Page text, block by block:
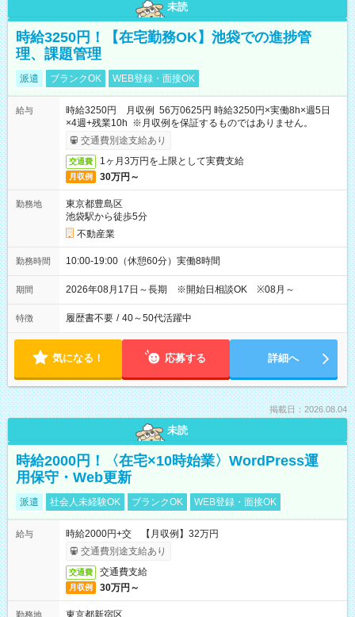
未読
時給3250円！【在宅勤務OK】池袋での進捗管
理、課題管理
派遣 ブランクOK WEB登録・面接OK
給与
時給3250円 月収例 56万0625円 時給3250円×実働8h×週5日
×4週+残業10h ※月収例を保証するものではありません。
交通費別途支給あり
交通費 1ヶ月3万円を上限として実費支給
月収例 30万円～
勤務地
東京都豊島区
池袋駅から徒歩5分
不動産業
勤務時間 10:00-19:00（休憩60分）実働8時間
期間 2026年08月17日～長期 ※開始日相談OK ※08月～
特徴 履歴書不要 / 40～50代活躍中
気になる！ 応募する 詳細へ
掲載日：2026.08.04
未読
時給2000円！〈在宅×10時始業〉WordPress運
用保守・Web更新
派遣 社会人未経験OK ブランクOK WEB登録・面接OK
給与
時給2000円+交 【月収例】32万円
交通費別途支給あり
交通費 交通費支給
月収例 30万円～
勤務地 東京都新宿区